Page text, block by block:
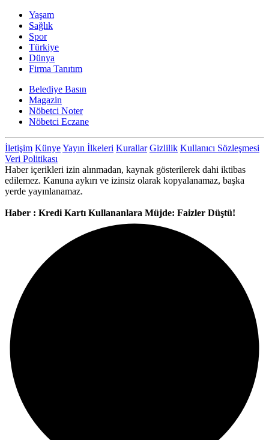
Yaşam
Sağlık
Spor
Türkiye
Dünya
Firma Tanıtım
Belediye Basın
Magazin
Nöbetci Noter
Nöbetci Eczane
İletişim KünyeYayın İlkeleri Kurallar Gizlilik Kullanıcı Sözleşmesi
Veri Politikası
Haber içerikleri izin alınmadan, kaynak gösterilerek dahi iktibas
edilemez. Kanuna aykırı ve izinsiz olarak kopyalanamaz, başka
yerde yayınlanamaz.
Haber : Kredi Kartı Kullananlara Müjde: Faizler Düştü!